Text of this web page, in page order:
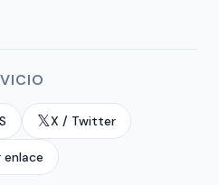
𝕏X / Twitter
enlace